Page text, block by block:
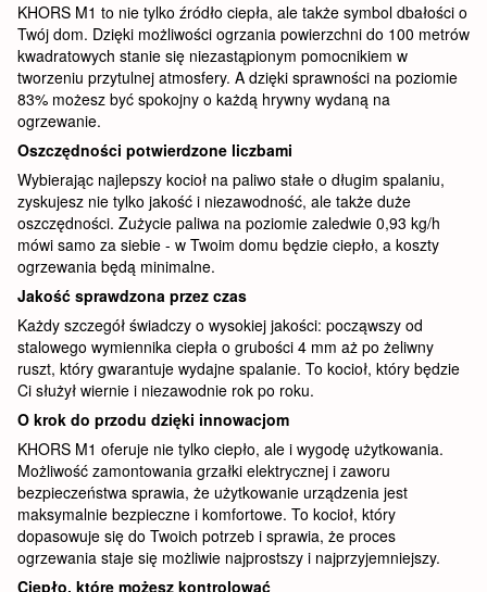
KHORS M1 to nie tylko źródło ciepła, ale także symbol dbałości o
Twój dom. Dzięki możliwości ogrzania powierzchni do 100 metrów
kwadratowych stanie się niezastąpionym pomocnikiem w
tworzeniu przytulnej atmosfery. A dzięki sprawności na poziomie
83% możesz być spokojny o każdą hrywny wydaną na
ogrzewanie.
Oszczędności potwierdzone liczbami
Wybierając najlepszy kocioł na paliwo stałe o długim spalaniu,
zyskujesz nie tylko jakość i niezawodność, ale także duże
oszczędności. Zużycie paliwa na poziomie zaledwie 0,93 kg/h
mówi samo za siebie - w Twoim domu będzie ciepło, a koszty
ogrzewania będą minimalne.
Jakość sprawdzona przez czas
Każdy szczegół świadczy o wysokiej jakości: począwszy od
stalowego wymiennika ciepła o grubości 4 mm aż po żeliwny
ruszt, który gwarantuje wydajne spalanie. To kocioł, który będzie
Ci służył wiernie i niezawodnie rok po roku.
O krok do przodu dzięki innowacjom
KHORS M1 oferuje nie tylko ciepło, ale i wygodę użytkowania.
Możliwość zamontowania grzałki elektrycznej i zaworu
bezpieczeństwa sprawia, że ​​użytkowanie urządzenia jest
maksymalnie bezpieczne i komfortowe. To kocioł, który
dopasowuje się do Twoich potrzeb i sprawia, że ​​proces
ogrzewania staje się możliwie najprostszy i najprzyjemniejszy.
Ciepło, które możesz kontrolować